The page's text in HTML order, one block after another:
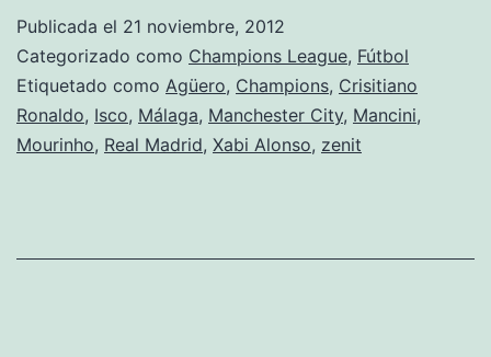
Málaga
Publicada el 21 noviembre, 2012
Categorizado como Champions League, Fútbol
Etiquetado como Agüero, Champions, Crisitiano
Ronaldo, Isco, Málaga, Manchester City, Mancini,
Mourinho, Real Madrid, Xabi Alonso, zenit